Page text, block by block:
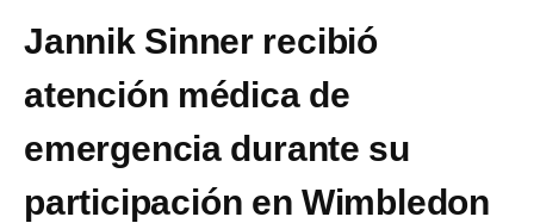
Jannik Sinner recibió
atención médica de
emergencia durante su
participación en Wimbledon